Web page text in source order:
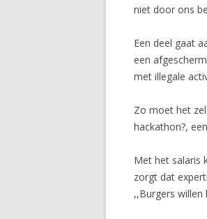
niet door ons
Een deel gaat
een
met illegale
Zo moet het
hackathon?,
Met het salaris
zorgt dat
,,Burgers willen